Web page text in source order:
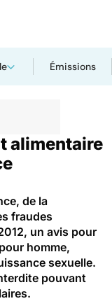
Émissions
alimentaire
de la
fraudes
un avis pour
homme,
sexuelle.
pouvant